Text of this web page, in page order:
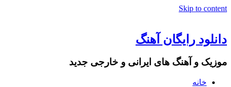
Skip to content
دانلود رایگان آهنگ
موزیک و آهنگ های ایرانی و خارجی جدید
خانه